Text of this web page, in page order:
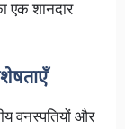
एक शानदार
वनस्पतियों और